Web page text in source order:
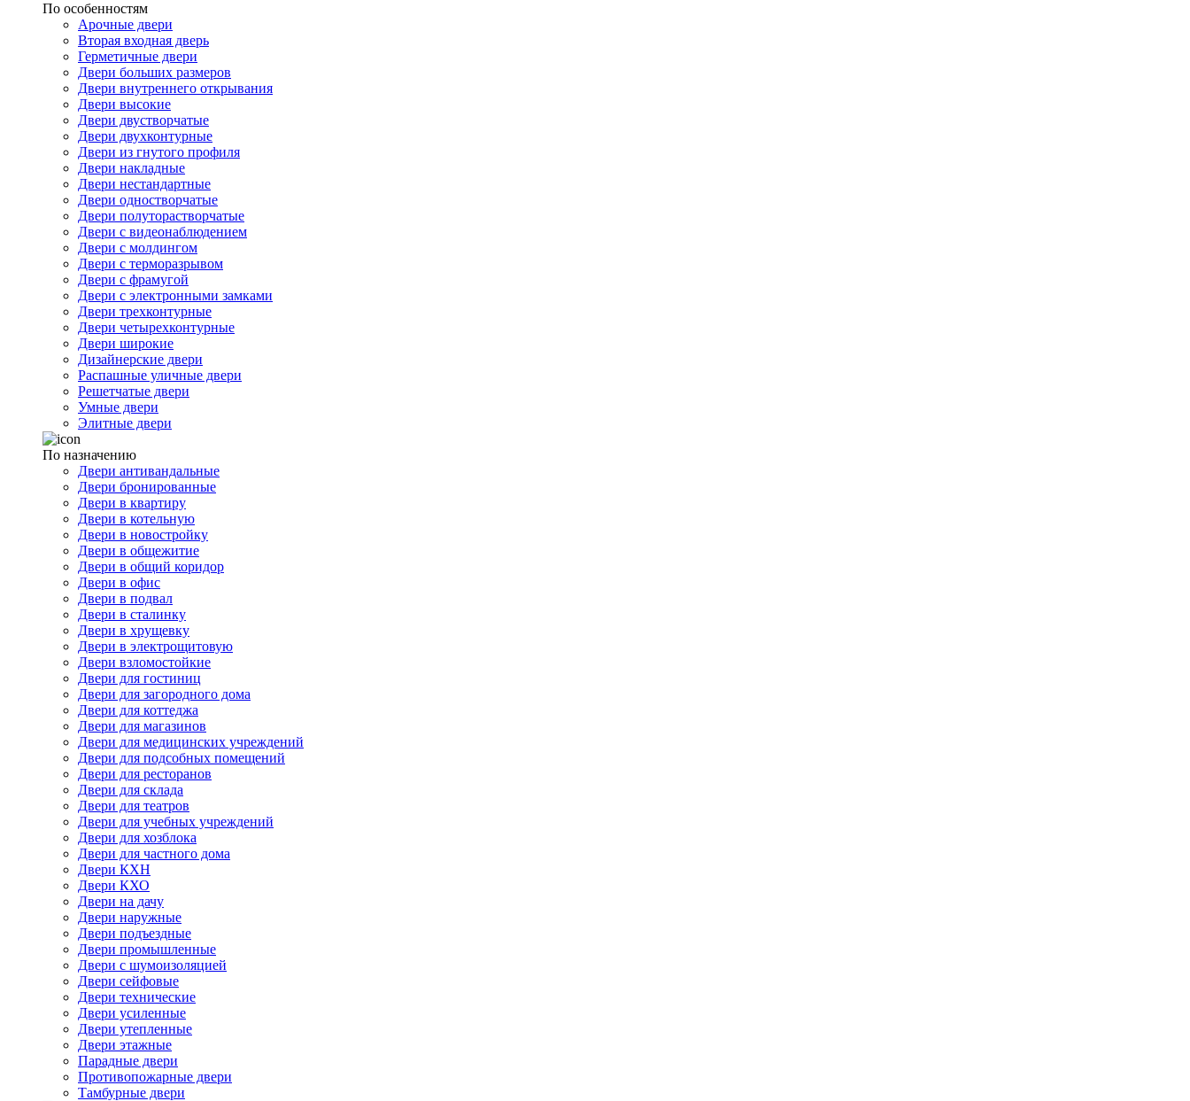
По особенностям
Арочные двери
Вторая входная дверь
Герметичные двери
Двери больших размеров
Двери внутреннего открывания
Двери высокие
Двери двустворчатые
Двери двухконтурные
Двери из гнутого профиля
Двери накладные
Двери нестандартные
Двери одностворчатые
Двери полуторастворчатые
Двери с видеонаблюдением
Двери с молдингом
Двери с терморазрывом
Двери с фрамугой
Двери с электронными замками
Двери трехконтурные
Двери четырехконтурные
Двери широкие
Дизайнерские двери
Распашные уличные двери
Решетчатые двери
Умные двери
Элитные двери
По назначению
Двери антивандальные
Двери бронированные
Двери в квартиру
Двери в котельную
Двери в новостройку
Двери в общежитие
Двери в общий коридор
Двери в офис
Двери в подвал
Двери в сталинку
Двери в хрущевку
Двери в электрощитовую
Двери взломостойкие
Двери для гостиниц
Двери для загородного дома
Двери для коттеджа
Двери для магазинов
Двери для медицинских учреждений
Двери для подсобных помещений
Двери для ресторанов
Двери для склада
Двери для театров
Двери для учебных учреждений
Двери для хозблока
Двери для частного дома
Двери КХН
Двери КХО
Двери на дачу
Двери наружные
Двери подъездные
Двери промышленные
Двери с шумоизоляцией
Двери сейфовые
Двери технические
Двери усиленные
Двери утепленные
Двери этажные
Парадные двери
Противопожарные двери
Тамбурные двери